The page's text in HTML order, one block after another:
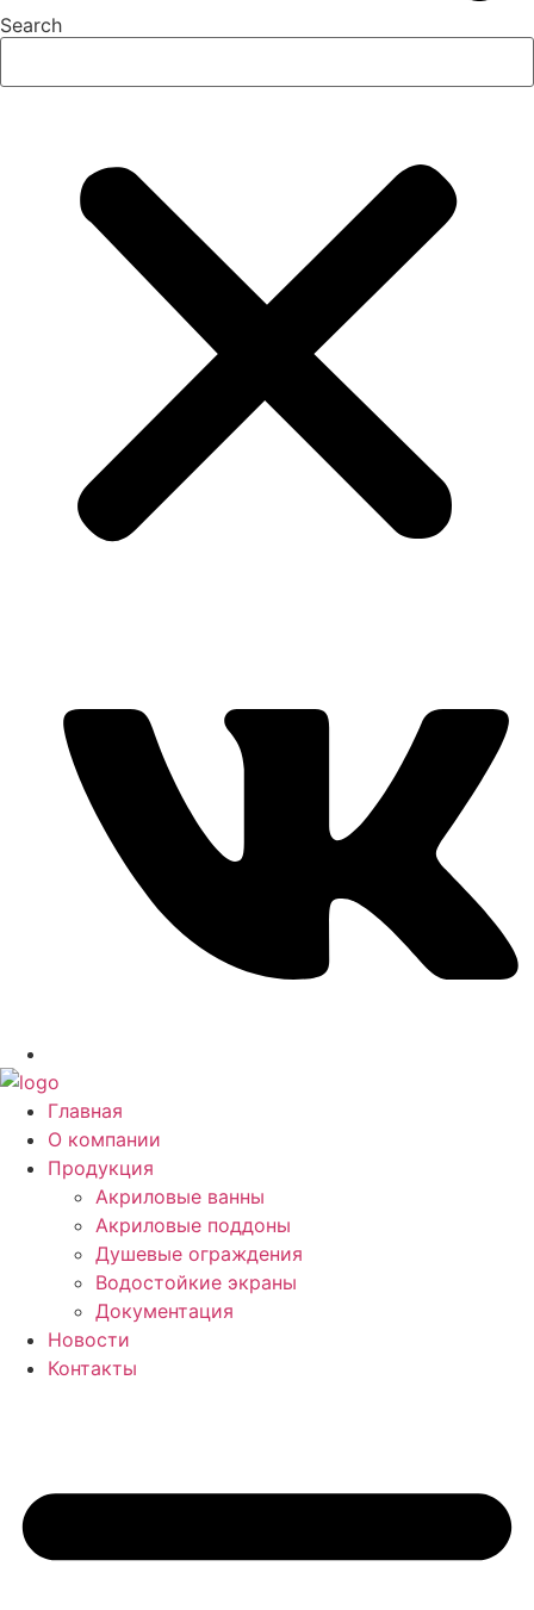
Search
Главная
О компании
Продукция
Акриловые ванны
Акриловые поддоны
Душевые ограждения
Водостойкие экраны
Документация
Новости
Контакты